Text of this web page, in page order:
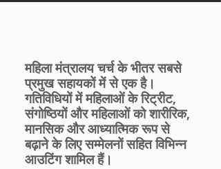
महिला मंत्रालय चर्च के भीतर सबसे
प्रमुख सहायकों में से एक है।
गतिविधियों में महिलाओं के रिट्रीट,
संगोष्ठियों और महिलाओं को शारीरिक,
मानसिक और आध्यात्मिक रूप से
बढ़ाने के लिए सम्मेलनों सहित विभिन्न
आउटिंग शामिल हैं।